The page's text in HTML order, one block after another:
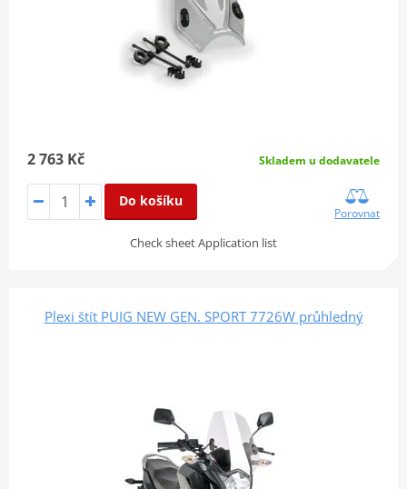
2 763 Kč Skladem u dodavatele
Do košíku
Porovnat
Check sheet Application list
Plexi štít PUIG NEW GEN. SPORT 7726W průhledný